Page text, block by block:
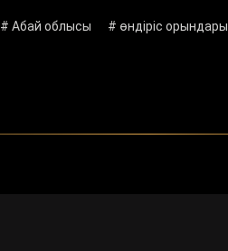
# Абай облысы # өндіріс орындары